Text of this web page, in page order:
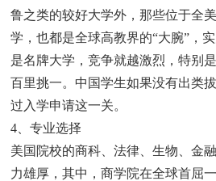
鲁之类的较好大学外，那些位于全
学，也都是全球高教界的“大腕”，
是名牌大学，竞争就越激烈，特别
百里挑一。中国学生如果没有出类
过入学申请这一关。
4、专业选择
美国院校的商科、法律、生物、金
力雄厚，其中，商学院在全球首屈